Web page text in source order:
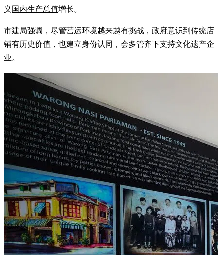
义 国内生产总值增长。
市建局强调，尽管营运环境越来越有挑战，政府意识到传统店
铺有历史价值，也建立身份认同，会多管齐下支持文化遗产企
业。